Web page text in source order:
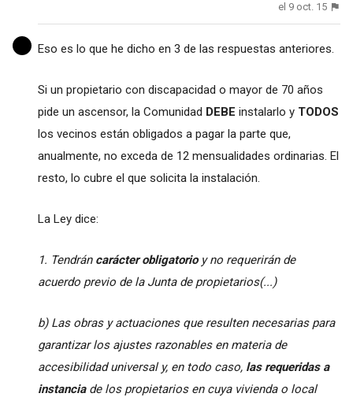
el 9 oct. 15
Eso es lo que he dicho en 3 de las respuestas anteriores.
Si un propietario con discapacidad o mayor de 70 años
pide un ascensor, la Comunidad DEBE instalarlo y TODOS
los vecinos están obligados a pagar la parte que,
anualmente, no exceda de 12 mensualidades ordinarias. El
resto, lo cubre el que solicita la instalación.
La Ley dice:
1. Tendráncarácter obligatorioy no requerirán de
acuerdo previo de la Junta de propietarios(...)
b) Las obras y actuaciones que resulten necesarias para
garantizar los ajustes razonables en materia de
accesibilidad universal y, en todo caso, las requeridas a
instanciade los propietarios en cuya vivienda o local